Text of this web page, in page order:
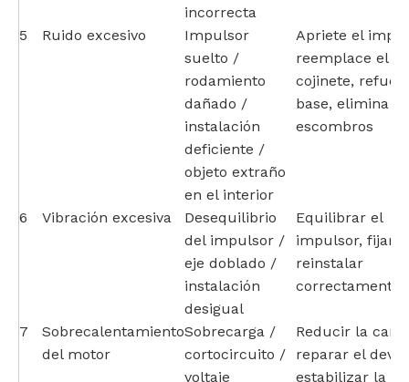
incorrecta
5 Ruido excesivo
Impulsor
suelto /
rodamiento
dañado /
instalación
deficiente /
objeto extraño
en el interior
Apriete el
reemplace el
cojinete,
base, elimina
escombros
6 Vibración excesiva
Desequilibrio
del impulsor /
eje doblado /
instalación
desigual
Equilibrar el
impulsor, fijar
reinstalar
correctamente
7
Sobrecalentamiento
del motor
Sobrecarga /
cortocircuito /
voltaje
Reducir la
reparar el
estabilizar la